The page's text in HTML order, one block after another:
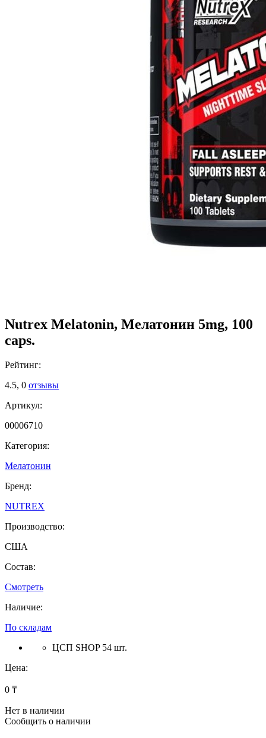
Nutrex Melatonin, Мелатонин 5mg, 100
caps.
Рейтинг:
4.5, 0 отзывы
Артикул:
00006710
Категория:
Мелатонин
Бренд:
NUTREX
Производство:
США
Состав:
Смотреть
Наличие:
По складам
ЦСП SHOP 54 шт.
Цена:
0 ₸
Нет в наличии
Сообщить о наличии